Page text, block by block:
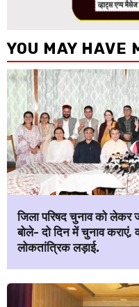
YOU MAY HAVE
जिला परिषद चुनाव को लेकर
बोले- दो दिन में चुनाव
लोकतांत्रिक लड़ाई.